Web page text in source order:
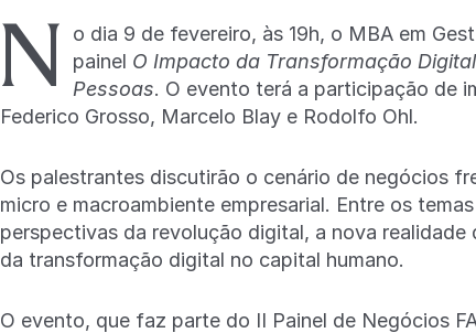
N
o dia 9 de fevereiro, às 19h, o MBA em
painel O Impacto da Transformação
Pessoas. O evento terá a participação de
Federico Grosso, Marcelo Blay e Rodolfo Ohl.
Os palestrantes discutirão o cenário de negócios
micro e macroambiente empresarial. Entre os
perspectivas da revolução digital, a nova
da transformação digital no capital humano.
O evento, que faz parte do II Painel de Negócios